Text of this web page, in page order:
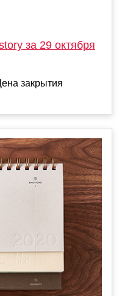
за 29 октября
закрытия